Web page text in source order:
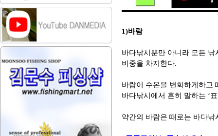
1)바람
바다낚시뿐만 아니라 모든
비중을 차지한다.
바람이 수온을 변화하게하고
바다낚시에서 흔히 말하는 ‘
약간의 바람은 때로는 바다